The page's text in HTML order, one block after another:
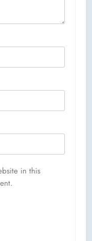
in this